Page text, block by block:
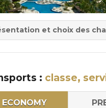
et choix des
: classe,
ECONOMY